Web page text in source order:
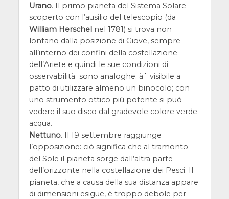
Urano. Il primo pianeta del Sistema Solare
scoperto con l’ausilio del telescopio (da
William Herschelnel 1781) si trova non
lontano dalla posizione di Giove, sempre
all’interno dei confini della costellazione
dell’Ariete e quindi le sue condizioni di
osservabilità sono analoghe. àˆ visibile a
patto di utilizzare almeno un binocolo; con
uno strumento ottico più potente si può
vedere il suo disco dal gradevole colore verde
acqua.
Nettuno. Il 19 settembre raggiunge
l’opposizione: ciò significa che al tramonto
del Sole il pianeta sorge dall’altra parte
dell’orizzonte nella costellazione dei Pesci. Il
pianeta, che a causa della sua distanza appare
di dimensioni esigue, è troppo debole per